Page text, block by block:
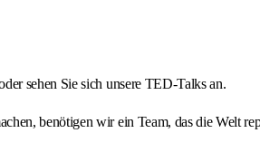
sehen Sie sich unsere TED-Talks an.
benötigen wir ein Team, das die Welt